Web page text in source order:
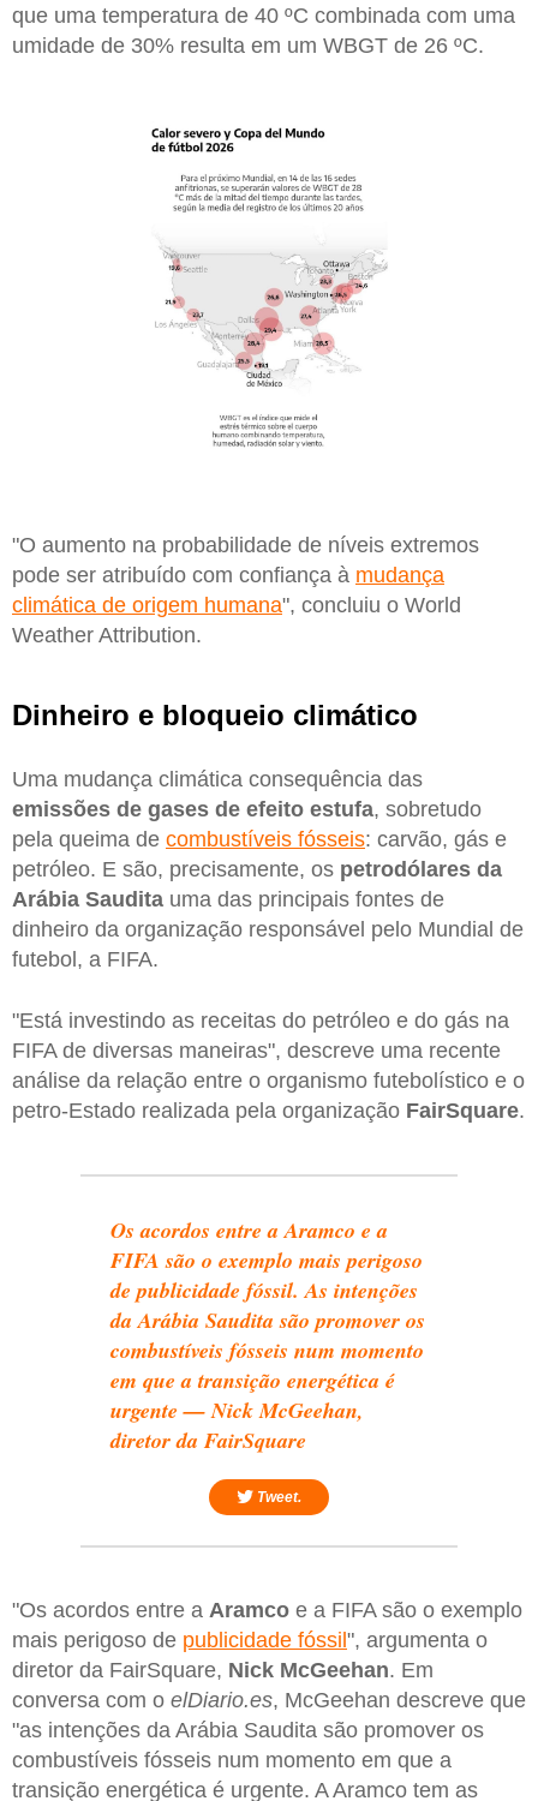
que uma temperatura de 40 ºC combinada com uma
umidade de 30% resulta em um WBGT de 26 ºC.
"O aumento na probabilidade de níveis extremos
pode ser atribuído com confiança à mudança
climática de origem humana", concluiu o World
Weather Attribution.
Dinheiro e bloqueio climático
Uma mudança climática consequência das
emissões de gases de efeito estufa, sobretudo
pela queima de combustíveis fósseis: carvão, gás e
petróleo. E são, precisamente, os petrodólares da
Arábia Saudita uma das principais fontes de
dinheiro da organização responsável pelo Mundial de
futebol, a FIFA.
"Está investindo as receitas do petróleo e do gás na
FIFA de diversas maneiras", descreve uma recente
análise da relação entre o organismo futebolístico e o
petro-Estado realizada pela organização FairSquare.
Os acordos entre a Aramco e a
FIFA são o exemplo mais perigoso
de publicidade fóssil. As intenções
da Arábia Saudita são promover os
combustíveis fósseis num momento
em que a transição energética é
urgente — Nick McGeehan,
diretor da FairSquare
Tweet.
"Os acordos entre a Aramco e a FIFA são o exemplo
mais perigoso de publicidade fóssil", argumenta o
diretor da FairSquare, Nick McGeehan. Em
conversa com o elDiario.es, McGeehan descreve que
"as intenções da Arábia Saudita são promover os
combustíveis fósseis num momento em que a
transição energética é urgente. A Aramco tem as